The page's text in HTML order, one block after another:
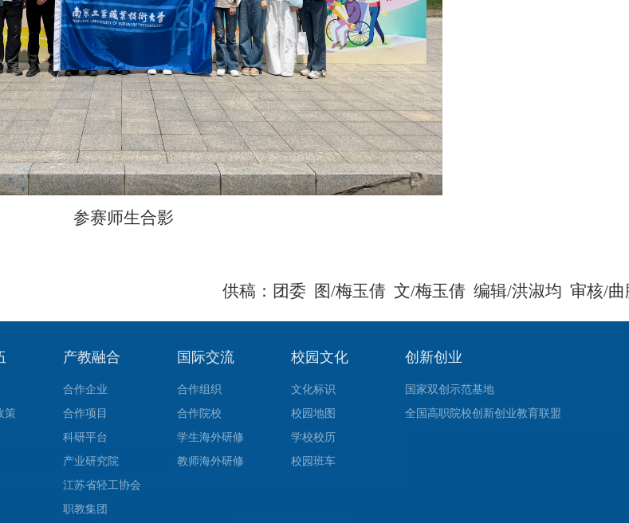
参赛师生合影
供稿： 团委 图/梅玉倩 文/梅玉倩 编辑/洪淑均 审核/曲
策
产教融合
合作企业
合作项目
科研平台
产业研究院
江苏省轻工协会
职教集团
国际交流
合作组织
合作院校
学生海外研修
教师海外研修
校园文化
文化标识
校园地图
学校校历
校园班车
创新创业
国家双创示范基地
全国高职院校创新创业教育联盟